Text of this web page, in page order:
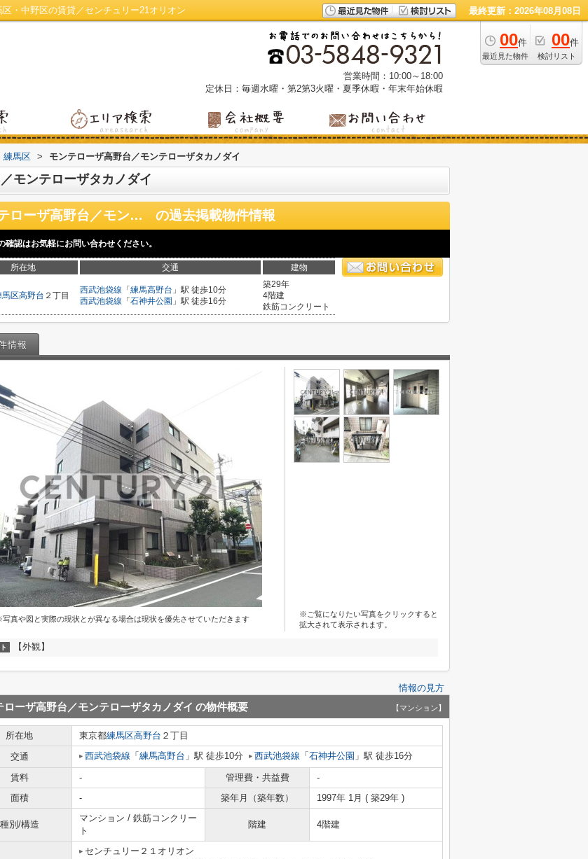
・中野区の賃貸／センチュリー21オリオン 最終更新：2026年08月08日
00件
最近見た物件
00件
検討リスト
営業時間：10:00～18:00
定休日：毎週水曜・第2第3火曜・夏季休暇・年末年始休暇
練馬区 > モンテローザ高野台／モンテローザタカノダイ
モンテローザタカノダイ
モンテローザ高野台／モンテローザタカノダイ の過去掲載物件情報
確認はお気軽にお問い合わせください。
所在地 交通 建物
馬区高野台 ２丁目
西武池袋線 「 練馬高野台 」駅 徒歩10分
西武池袋線 「 石神井公園 」駅 徒歩16分
築29年
4階建
鉄筋コンクリート
情報
真や図と実際の現状とが異なる場合は現状を優先させていただきます
※ご覧になりたい写真をクリックすると
拡大されて表示されます。
【外観】
情報の見方
ローザ高野台／モンテローザタカノダイ の物件概要 【マンション】
所在地 東京都練馬区高野台 ２丁目
交通
西武池袋線 「 練馬高野台 」駅 徒歩10分 西武池袋線 「 石神井公園 」駅 徒歩16分
賃料 - 管理費・共益費
-
面積
- 築年月（築年数） 1997年 1月 ( 築29年 )
種別/構造
マンション / 鉄筋コンクリー
ト
階建 4階建
センチュリー２１オリオン